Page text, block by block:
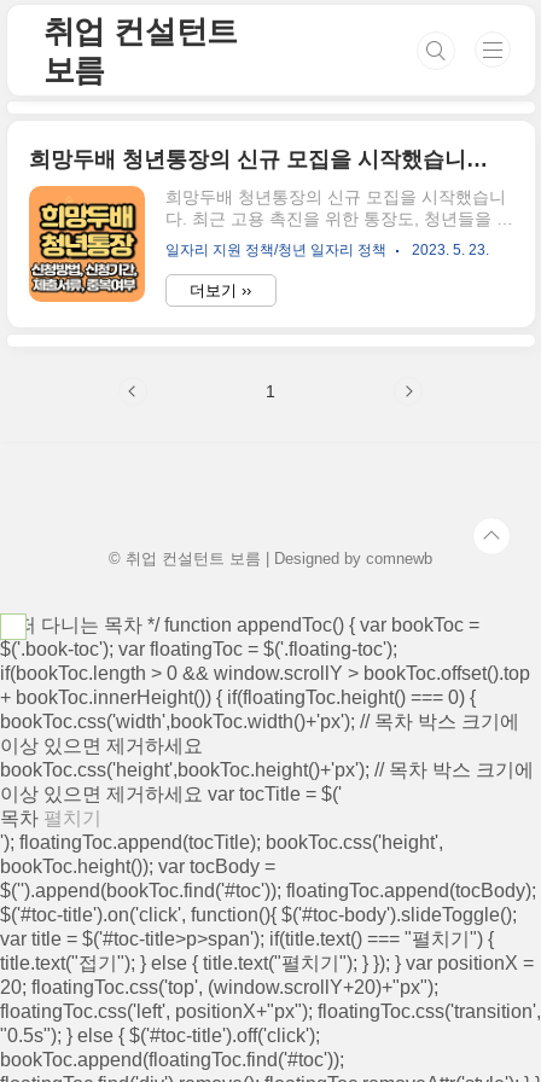
취업 컨설턴트
보름
희망두배 청년통장의 신규 모집을 시작했습니다.
희망두배 청년통장의 신규 모집을 시작했습니
다. 최근 고용 촉진을 위한 통장도, 청년들을 위
한 수당도 많아지고 있는데요. 청년들의 자산
형성을 위한 희망두배 서울시에서는 5월 22일
신규 모집을 시작했다고 합니다. 여러분들은
이에 관해서 어떤 내용을 담고 있을지 구체적
주소지를 둔 자, 두번째 만 18세~34세 청년 즉
일자리 지원 정책/청년 일자리 정책 2023. 5. 23.
더보기 ››
1
© 취업 컨설턴트 보름 | Designed by comnewb
/* 떠 다니는 목차 */ function appendToc() { var bookToc =
$('.book-toc'); var floatingToc = $('.floating-toc');
if(bookToc.length > 0 && window.scrollY > bookToc.offset().top
+ bookToc.innerHeight()) { if(floatingToc.height() === 0) {
bookToc.css('width',bookToc.width()+'px'); // 목차 박스 크기에
이상 있으면 제거하세요
bookToc.css('height',bookToc.height()+'px'); // 목차 박스 크기에
이상 있으면 제거하세요 var tocTitle = $('
목차 펼치기
'); floatingToc.append(tocTitle); bookToc.css('height',
bookToc.height()); var tocBody =
$('').append(bookToc.find('#toc')); floatingToc.append(tocBody);
$('#toc-title').on('click', function(){ $('#toc-body').slideToggle();
var title = $('#toc-title>p>span'); if(title.text() === "펼치기") {
title.text("접기"); } else { title.text("펼치기"); } }); } var positionX =
20; floatingToc.css('top', (window.scrollY+20)+"px");
floatingToc.css('left', positionX+"px"); floatingToc.css('transition',
"0.5s"); } else { $('#toc-title').off('click');
bookToc.append(floatingToc.find('#toc'));